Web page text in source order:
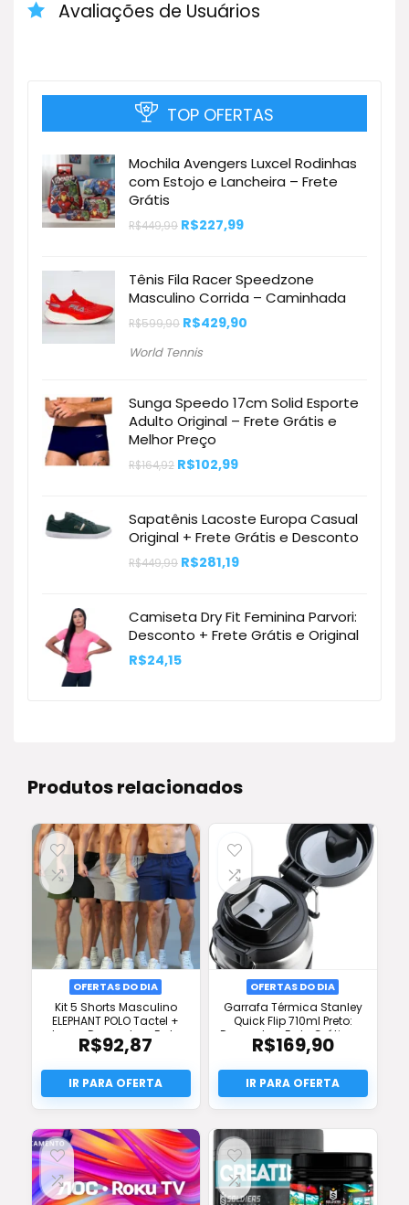
seguintes características principais: Tipo de
Avaliações de Usuários
TOP OFERTAS
Mochila Avengers Luxcel Rodinhas
com Estojo e Lancheira – Frete
Grátis
R$449,99 O
R$449,99.
R$227,99O
R$227,99.
Tênis Fila Racer Speedzone
Masculino Corrida – Caminhada
R$599,90 O
original
R$429,90
World Tennis
Sunga Speedo 17cm Solid Esporte
Adulto Original – Frete Grátis e
Melhor Preço
R$164,92 O
R$164,92.
R$102,99O
R$102,99.
Sapatênis Lacoste Europa Casual
Original + Frete Grátis e Desconto
R$449,99 O
R$449,99.
R$281,19O
R$281,19.
Camiseta Dry Fit Feminina Parvori:
Desconto + Frete Grátis e Original
R$24,15
Produtos relacionados
OFERTAS DO DIA
Kit 5 Shorts Masculino
ELEPHANT POLO Tactel +
Lycra: Desconto + Frete
Grátis + Promoção
R$92,87
OFERTAS DO DIA
Garrafa Térmica Stanley
Quick Flip 710ml Preto:
Desconto e Frete Grátis na
Oferta!
R$169,90